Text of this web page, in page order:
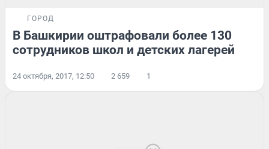
ГОРОД
В Башкирии оштрафовали более 130
сотрудников школ и детских лагерей
24 октября, 2017, 12:50 2 659 1